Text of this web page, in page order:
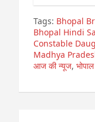
Tags: Bhopal
Bhopal Hindi
Constable
Madhya
आज की न्यूज,